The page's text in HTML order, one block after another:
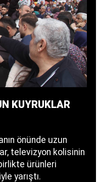
KUYRUKLAR
önünde uzun
televizyon kolisinin
ürünleri
yarıştı.